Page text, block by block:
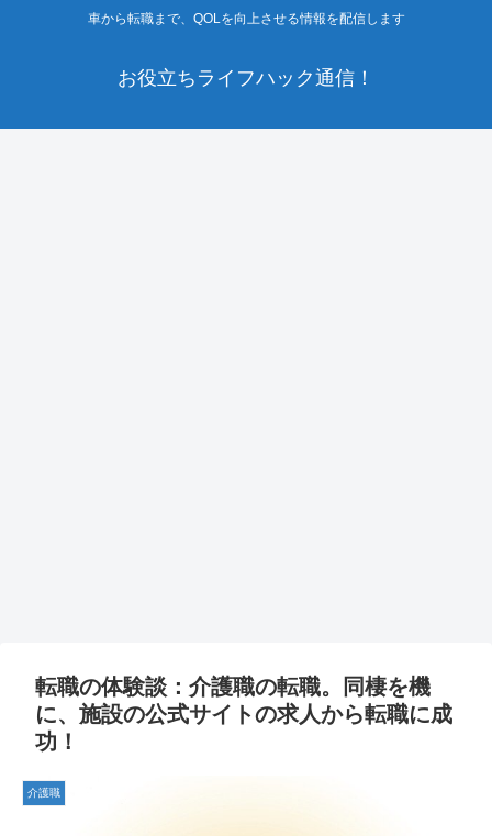
車から転職まで、QOLを向上させる情報を配信します
お役立ちライフハック通信！
転職の体験談：介護職の転職。同棲を機
に、施設の公式サイトの求人から転職に成
功！
介護職